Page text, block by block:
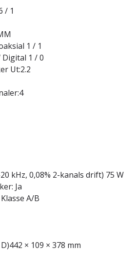
/ 1
1 / 1
1 / 0
Ut:2.2
kHz, 0,08% 2-kanals drift) 75 W
Ja
A/B
442 × 109 × 378 mm